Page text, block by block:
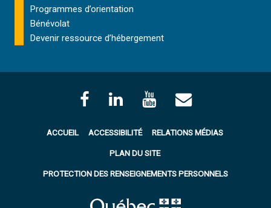
Programmes d’orientation
Bénévolat
Devenir ressource d’hébergement
ACCUEIL ACCESSIBILITÉ RELATIONS MÉDIAS
PLAN DU SITE
PROTECTION DES RENSEIGNEMENTS PERSONNELS